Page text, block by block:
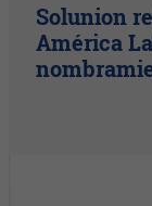
Solunion
América